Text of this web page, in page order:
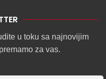
u toku sa najnovijim
za vas.